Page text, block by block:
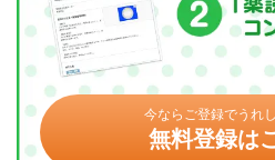
今ならご登録でうれ
無料登録は